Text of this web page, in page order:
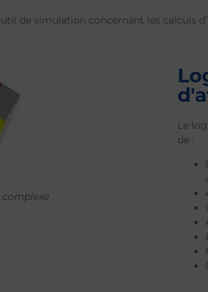
de simulation concernant les calculs
Le
de :